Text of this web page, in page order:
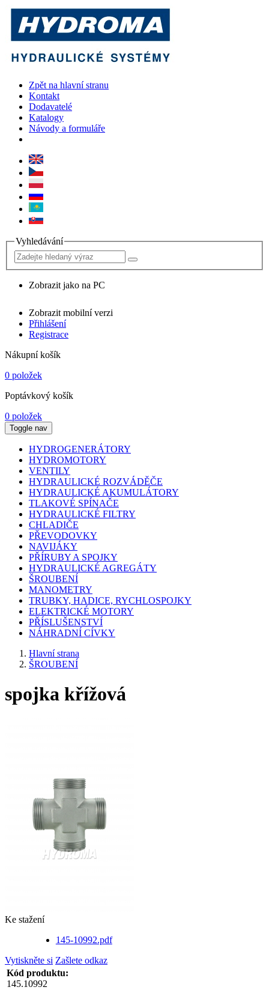
Zpět na hlavní stranu
Kontakt
Dodavatelé
Katalogy
Návody a formuláře
Vyhledávání
Zobrazit jako na PC
Zobrazit mobilní verzi
Přihlášení
Registrace
Nákupní košík
0 položek
Poptávkový košík
0 položek
Toggle nav
HYDROGENERÁTORY
HYDROMOTORY
VENTILY
HYDRAULICKÉ ROZVÁDĚČE
HYDRAULICKÉ AKUMULÁTORY
TLAKOVÉ SPÍNAČE
HYDRAULICKÉ FILTRY
CHLADIČE
PŘEVODOVKY
NAVIJÁKY
PŘÍRUBY A SPOJKY
HYDRAULICKÉ AGREGÁTY
ŠROUBENÍ
MANOMETRY
TRUBKY, HADICE, RYCHLOSPOJKY
ELEKTRICKÉ MOTORY
PŘÍSLUŠENSTVÍ
NÁHRADNÍ CÍVKY
Hlavní strana
ŠROUBENÍ
spojka křížová
Ke stažení
145-10992.pdf
Vytiskněte si Zašlete odkaz
Kód produktu:
145.10992